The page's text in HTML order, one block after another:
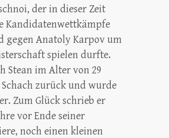
der in dieser Zeit
Kandidatenwettkämpfe
gegen Anatoly Karpov um
spielen durfte.
Stean im Alter von 29
zurück und wurde
Zum Glück schrieb er
vor Ende seiner
noch einen kleinen